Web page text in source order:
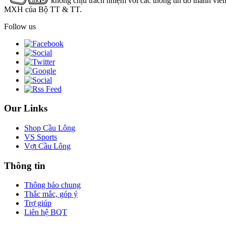
MXH của Bộ TT & TT.
Follow us
Our Links
Shop Cầu Lông
VS Sports
Vợt Cầu Lông
Thông tin
Thông báo chung
Thắc mắc, góp ý
Trợ giúp
Liên hệ BQT